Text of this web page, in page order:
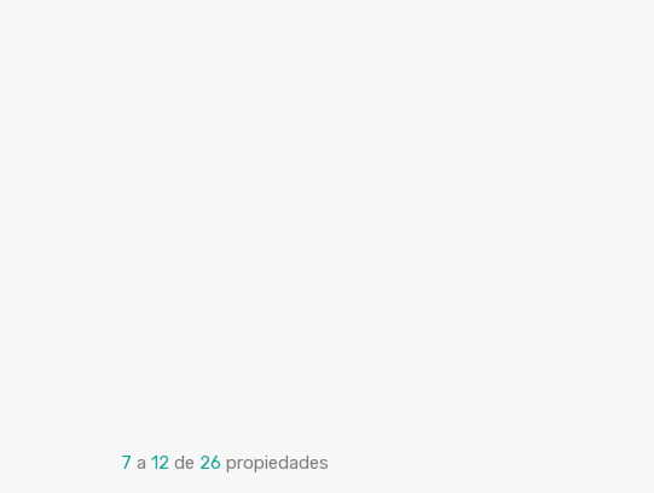
7 a 12 de 26 propiedades